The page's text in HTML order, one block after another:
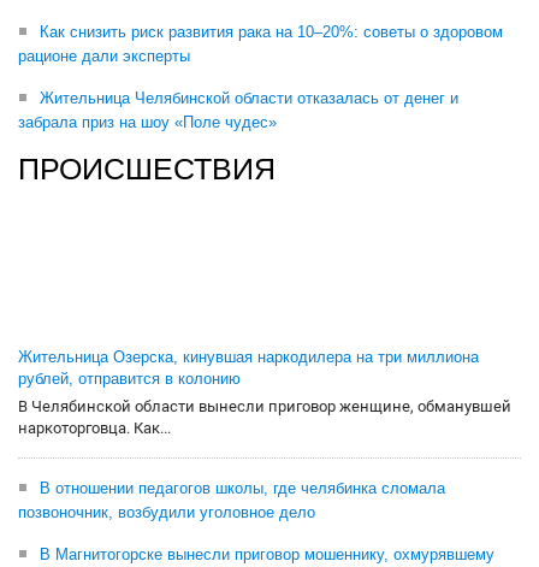
Как снизить риск развития рака на 10–20%: советы о здоровом
рационе дали эксперты
Жительница Челябинской области отказалась от денег и
забрала приз на шоу «Поле чудес»
ПРОИСШЕСТВИЯ
Жительница Озерска, кинувшая наркодилера на три миллиона
рублей, отправится в колонию
В Челябинской области вынесли приговор женщине, обманувшей
наркоторговца. Как...
В отношении педагогов школы, где челябинка сломала
позвоночник, возбудили уголовное дело
В Магнитогорске вынесли приговор мошеннику, охмурявшему